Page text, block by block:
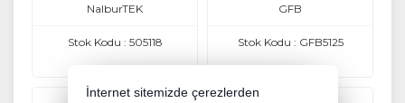
NalburTEK
Stok Kodu : 505118
GFB
Stok Kodu : GFB5125
İnternet sitemizde çerezlerden